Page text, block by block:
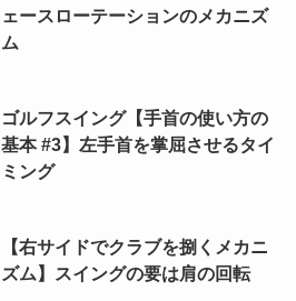
ェースローテーションのメカニズ
ム
ゴルフスイング【手首の使い方の
基本 #3】左手首を掌屈させるタイ
ミング
【右サイドでクラブを捌くメカニ
ズム】スイングの要は肩の回転